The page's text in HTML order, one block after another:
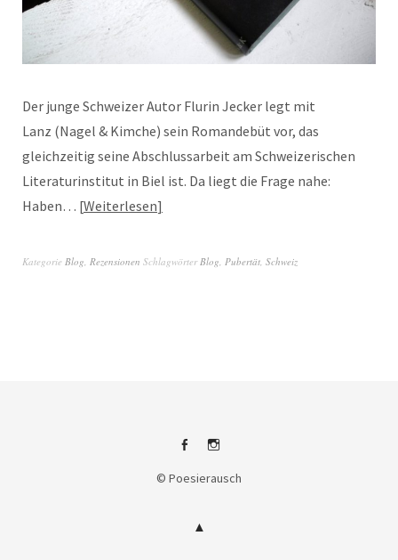
Der junge Schweizer Autor Flurin Jecker legt mit
Lanz (Nagel & Kimche) sein Romandebüt vor, das
gleichzeitig seine Abschlussarbeit am Schweizerischen
Literaturinstitut in Biel ist. Da liegt die Frage nahe:
Haben… Weiterlesen
Kategorie Blog, Rezensionen SchlagwörterBlog, Pubertät, Schweiz
FacebookInstagram
© Poesierausch